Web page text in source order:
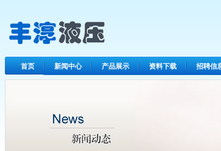
首页 新闻中心 产品展示 资料下载 招聘信